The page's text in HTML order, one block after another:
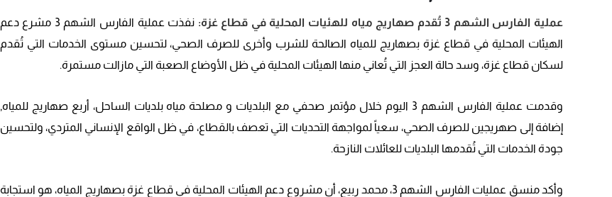
عملية الفارس الشهم 3 تُقدم صهاريج مياه للهئيات المحلية في قطاع غزة:
نفذت عملية الفارس الشهم 3 مشرع دعم
الهيئات المحلية في قطاع غزة بصهاريج للمياه الصالحة للشرب وأخرى للصرف الصحي، لتحسين مستوى الخدمات التي تُقدم
لسكان قطاع غزة، وسد حالة العجز التي تُعاني منها الهيئات المحلية في ظل الأوضاع الصعبة التي مازالت مستمرة.
وقدمت عملية الفارس الشهم 3 اليوم خلال مؤتمر صحفي مع البلديات و مصلحة مياه بلديات الساحل، أربع صهاريج للمياه,
إضافة إلى صهريجين للصرف الصحي، سعياً لمواجهة التحديات التي تعصف بالقطاع، في ظل الواقع الإنساني المتردي، ولتحسين
جودة الخدمات التي تُقدمها البلديات للعائلات النازحة.
وأكد منسق عمليات الفارس الشهم 3، محمد ربيع، أن مشروع دعم الهيئات المحلية في قطاع غزة بصهاريج المياه، هو استجابة